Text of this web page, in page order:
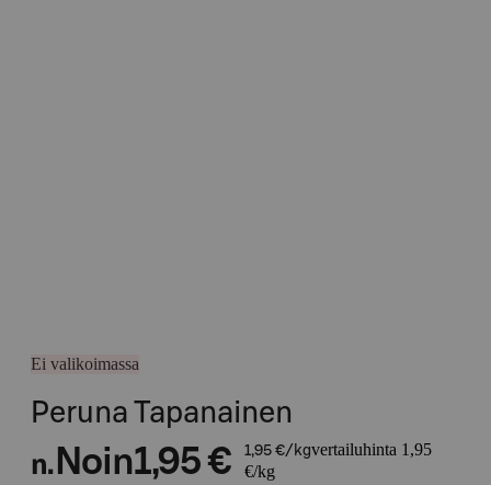
Ei valikoimassa
Peruna Tapanainen
n. Noin1,95 € 1,95 €/kgvertailuhinta 1,95
€/kg